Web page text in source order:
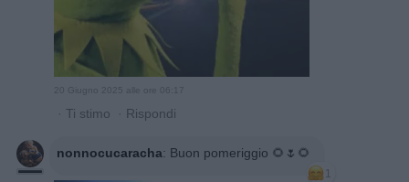
20 Giugno 2025 alle ore 06:17
· Ti stimo · Rispondi
nonnocucaracha: Buon pomeriggio 🌻🌷🌻
1